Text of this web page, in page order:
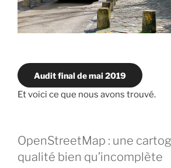
Audit final de mai 2019
Et voici ce que nous avons trouvé.
OpenStreetMap : une
qualité bien qu’incomplète